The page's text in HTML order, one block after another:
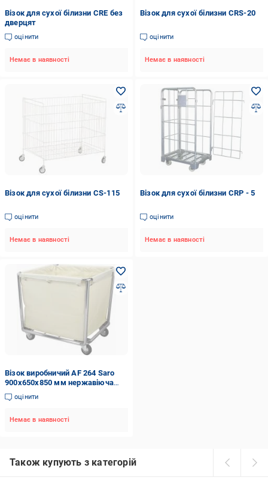
Візок для сухої білизни CRE без
дверцят
оцінити
Немає в наявності
Візок для сухої білизни CRS-20
оцінити
Немає в наявності
Візок для сухої білизни CS-115
оцінити
Немає в наявності
Візок для сухої білизни CRP - 5
оцінити
Немає в наявності
Візок виробничий AF 264 Saro
900x650x850 мм нержавіюча
сталь
оцінити
Немає в наявності
Також купують з категорій